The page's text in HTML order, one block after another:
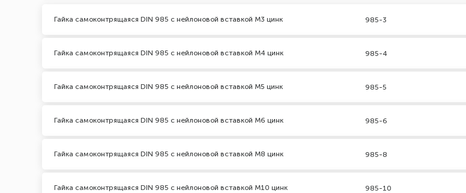
Гайка самоконтрящаяся DIN 985 с нейлоновой вставкой М3 цинк 985-3
Гайка самоконтрящаяся DIN 985 с нейлоновой вставкой М4 цинк 985-4
Гайка самоконтрящаяся DIN 985 с нейлоновой вставкой М5 цинк 985-5
Гайка самоконтрящаяся DIN 985 с нейлоновой вставкой М6 цинк 985-6
Гайка самоконтрящаяся DIN 985 с нейлоновой вставкой М8 цинк 985-8
Гайка самоконтрящаяся DIN 985 с нейлоновой вставкой М10 цинк 985-10